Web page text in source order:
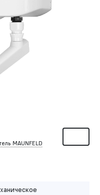
MAUNFELD